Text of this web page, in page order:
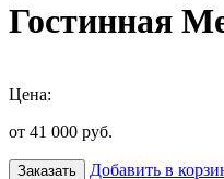
Гостинная
Цена:
от 41 000 руб.
Заказать Добавить в